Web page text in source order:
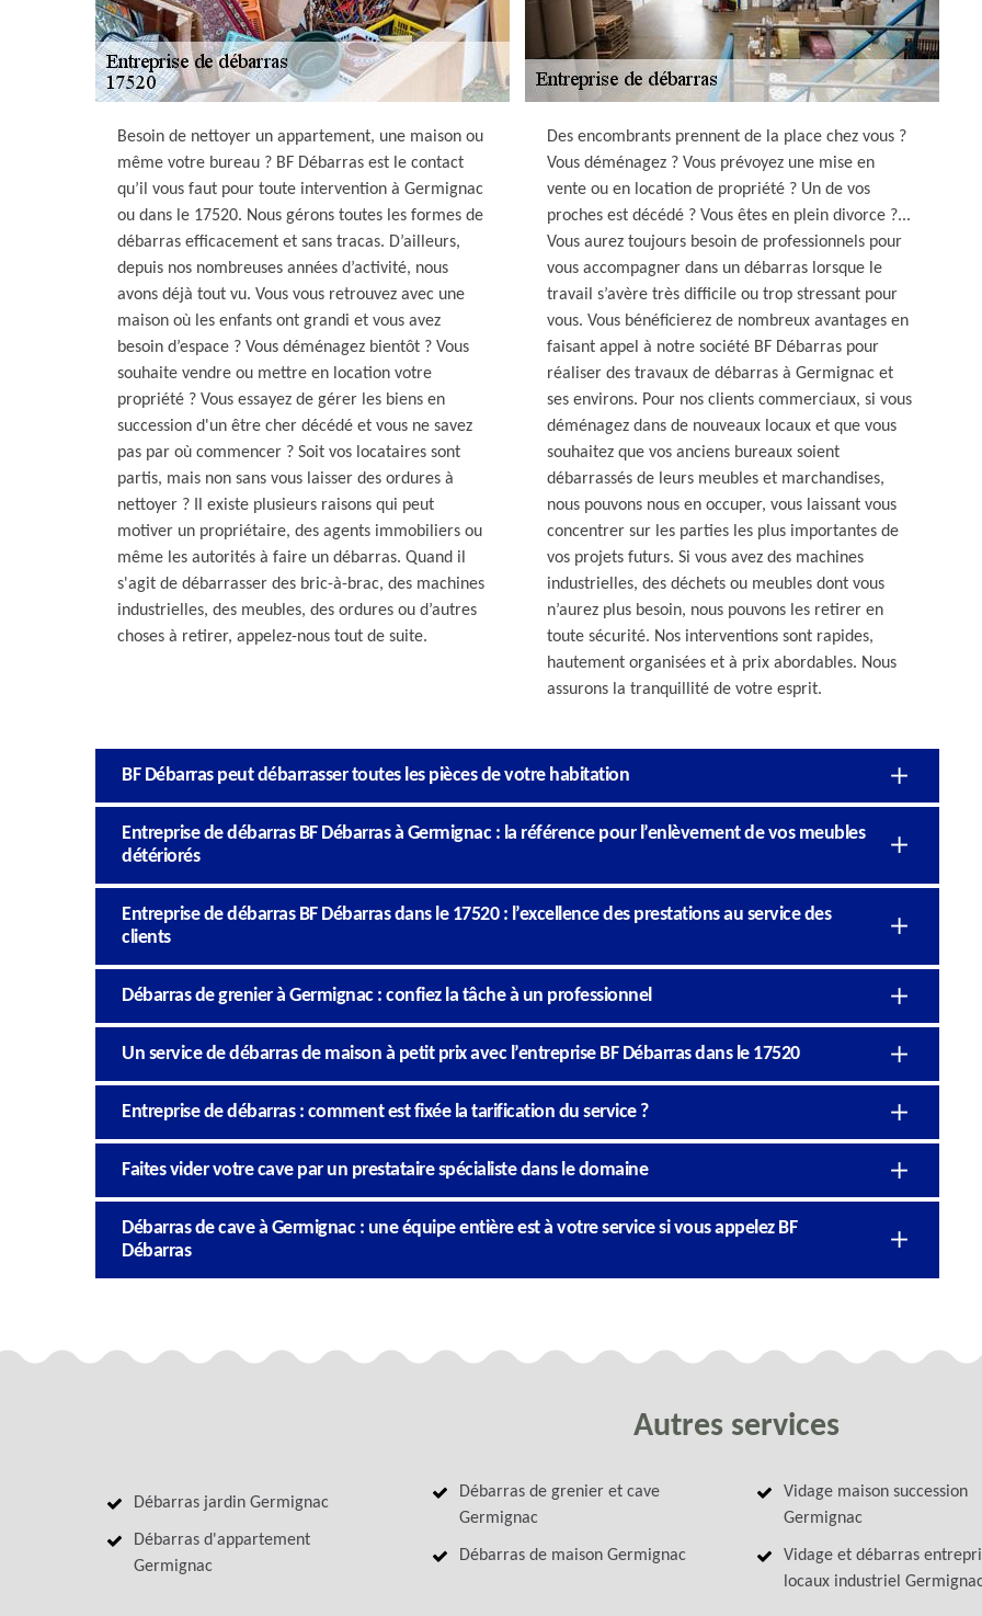
Besoin de nettoyer un appartement, une maison ou
même votre bureau ? BF Débarras est le contact
qu’il vous faut pour toute intervention à Germignac
ou dans le 17520. Nous gérons toutes les formes de
débarras efficacement et sans tracas. D’ailleurs,
depuis nos nombreuses années d’activité, nous
avons déjà tout vu. Vous vous retrouvez avec une
maison où les enfants ont grandi et vous avez
besoin d’espace ? Vous déménagez bientôt ? Vous
souhaite vendre ou mettre en location votre
propriété ? Vous essayez de gérer les biens en
succession d'un être cher décédé et vous ne savez
pas par où commencer ? Soit vos locataires sont
partis, mais non sans vous laisser des ordures à
nettoyer ? Il existe plusieurs raisons qui peut
motiver un propriétaire, des agents immobiliers ou
même les autorités à faire un débarras. Quand il
s'agit de débarrasser des bric-à-brac, des machines
industrielles, des meubles, des ordures ou d’autres
choses à retirer, appelez-nous tout de suite.
Des encombrants prennent de la place chez vous ?
Vous déménagez ? Vous prévoyez une mise en
vente ou en location de propriété ? Un de vos
proches est décédé ? Vous êtes en plein divorce ?...
Vous aurez toujours besoin de professionnels pour
vous accompagner dans un débarras lorsque le
travail s’avère très difficile ou trop stressant pour
vous. Vous bénéficierez de nombreux avantages en
faisant appel à notre société BF Débarras pour
réaliser des travaux de débarras à Germignac et
ses environs. Pour nos clients commerciaux, si vous
déménagez dans de nouveaux locaux et que vous
souhaitez que vos anciens bureaux soient
débarrassés de leurs meubles et marchandises,
nous pouvons nous en occuper, vous laissant vous
concentrer sur les parties les plus importantes de
vos projets futurs. Si vous avez des machines
industrielles, des déchets ou meubles dont vous
n’aurez plus besoin, nous pouvons les retirer en
toute sécurité. Nos interventions sont rapides,
hautement organisées et à prix abordables. Nous
assurons la tranquillité de votre esprit.
BF Débarras peut débarrasser toutes les pièces de votre habitation
Entreprise de débarras BF Débarras à Germignac : la référence pour l’enlèvement de vos meubles
détériorés
Entreprise de débarras BF Débarras dans le 17520 : l’excellence des prestations au service des
clients
Débarras de grenier à Germignac : confiez la tâche à un professionnel
Un service de débarras de maison à petit prix avec l’entreprise BF Débarras dans le 17520
Entreprise de débarras : comment est fixée la tarification du service ?
Faites vider votre cave par un prestataire spécialiste dans le domaine
Débarras de cave à Germignac : une équipe entière est à votre service si vous appelez BF
Débarras
Autres services
Débarras jardin Germignac
Débarras d'appartement
Germignac
Débarras de grenier et cave
Germignac
Débarras de maison Germignac
Vidage maison succession
Germignac
Vidage et débarras
locaux industriel